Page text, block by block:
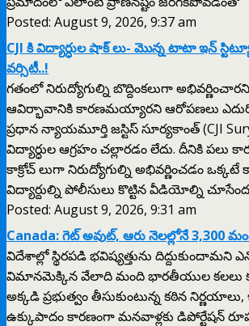
Posted: August 9, 2026, 9:37 am
CJI కి విద్యార్ధుల షాక్ లు- మొన్న టాటా ఇన్
వర్సిటీ..!
గతంలో నిరుద్యోగుల్ని బొద్దింకలుగా
ఆవిర్భావానికి కారణమయ్యారని ఆరోపణలు
ప్రధాన న్యాయమూర్తి జస్టిస్ సూర్యకాంత్ (CJI
విద్యార్ధుల ఆగ్రహం చల్లారడం లేదు. దీనికి
కాక్రోచ్ లుగా నిరుద్యోగుల్ని అభివర్ణించడం
విద్యార్దుల్ని పోలీసులు కొట్టిన వీడియోల్ని
Posted: August 9, 2026, 9:31 am
Canada: గెట్ అవుట్, ఆరు నెలల్లోనే 3,300
విదేశాల్లో స్థిరపడి భవిష్యత్తును
విమానమెక్కిన వేలాది మంది భారతీయుల కలలు
అక్కడి ప్రభుత్వం తీసుకుంటున్న కఠిన
ఉక్కుపాదం కారణంగా మనవాళ్లకు డిపోర్టేషన్